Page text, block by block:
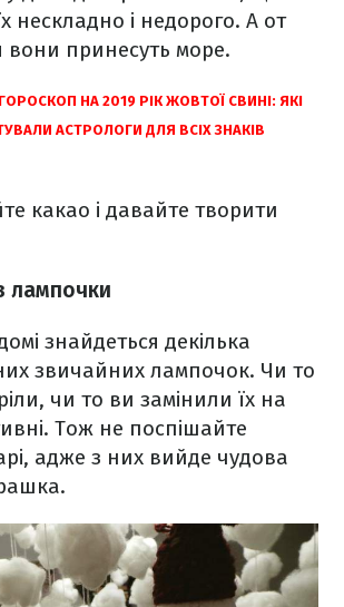
нескладно і недорого. А от
вони принесуть море.
ГОРОСКОП НА 2019 РІК ЖОВТОЇ СВИНІ: ЯКІ
АСТРОЛОГИ ДЛЯ ВСІХ ЗНАКІВ
какао і давайте творити
лампочки
знайдеться декілька
звичайних лампочок. Чи то
чи то ви замінили їх на
Тож не поспішайте
адже з них вийде чудова